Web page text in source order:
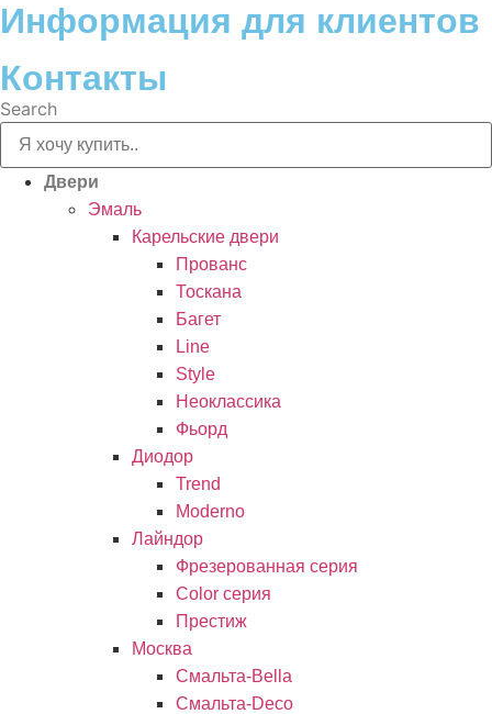
Информация для клиентов
Контакты
Search
Двери
Эмаль
Карельские двери
Прованc
Тоскана
Багет
Line
Style
Неоклассика
Фьорд
Диодор
Trend
Moderno
Лайндор
Фрезерованная серия
Color серия
Престиж
Москва
Смальта-Bella
Смальта-Deco